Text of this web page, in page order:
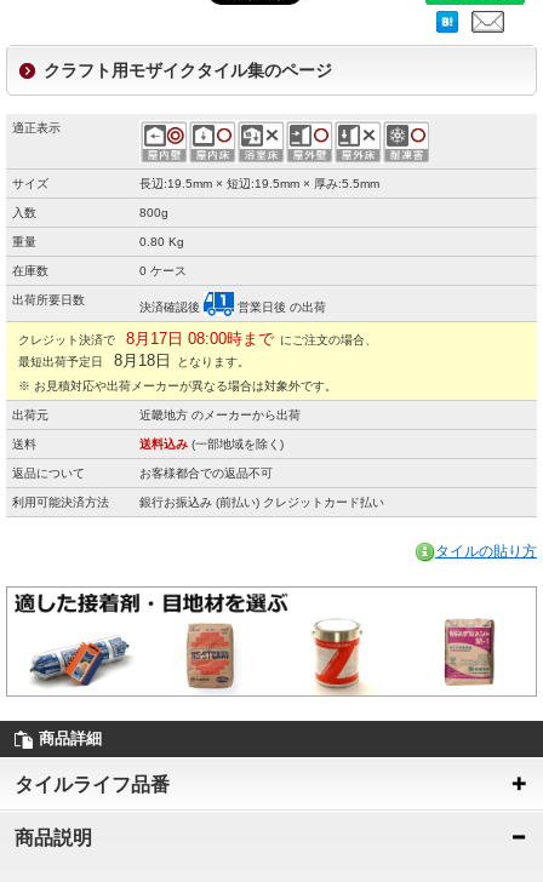
クラフト用モザイクタイル集のページ
適正表示
サイズ 長辺:19.5mm × 短辺:19.5mm × 厚み:5.5mm
入数 800g
重量 0.80 Kg
在庫数 0 ケース
出荷所要日数
決済確認後 営業日後 の出荷
クレジット決済で 8月17日 08:00時まで にご注文の場合、
最短出荷予定日
8月18日
となります。
※ お見積対応や出荷メーカーが異なる場合は対象外です。
出荷元 近畿地方 のメーカーから出荷
送料 送料込み (一部地域を除く)
返品について お客様都合での返品不可
利用可能決済方法 銀行お振込み (前払い) クレジットカード払い
タイルの貼り方
商品詳細
タイルライフ品番
商品説明